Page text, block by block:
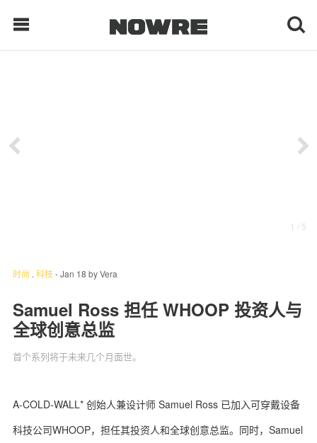
科 技
1 / 5
时尚 . 科技 -Jan 18 byVera
Samuel Ross 担任 WHOOP 投资人与
全球创意总监
首个系列将于未来几个月面世。
A-COLD-WALL* 创始人兼设计师 Samuel Ross 已加入可穿戴设备
科技公司WHOOP，担任其投资人和全球创意总监。同时，Samuel